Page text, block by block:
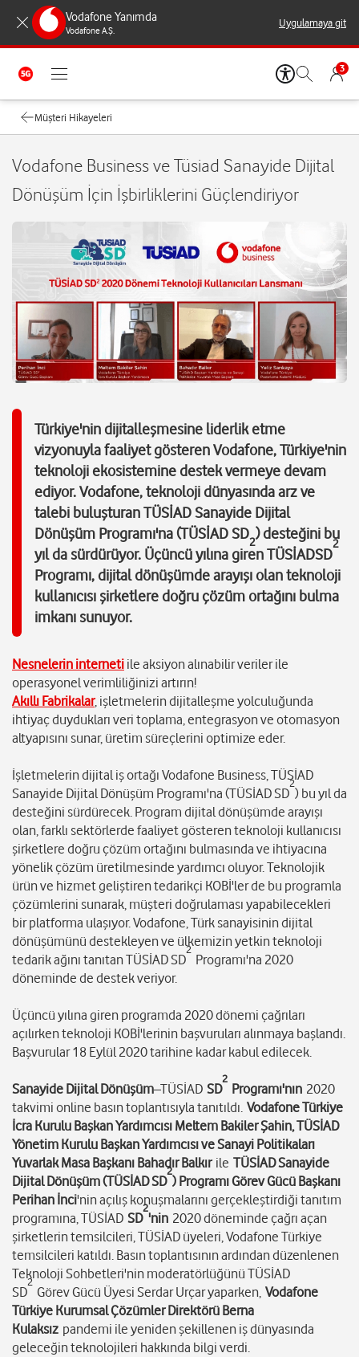
Vodafone Yanımda
Vodafone A.Ş.
Uygulamaya git
3
Müşteri Hikayeleri
Vodafone Business ve Tüsiad Sanayide Dijital
Dönüşüm İçin İşbirliklerini Güçlendiriyor
Türkiye'nin dijitalleşmesine liderlik etme
vizyonuyla faaliyet gösteren Vodafone, Türkiye'nin
teknoloji ekosistemine destek vermeye devam
ediyor. Vodafone, teknoloji dünyasında arz ve
talebi buluşturan TÜSİAD Sanayide Dijital
Dönüşüm Programı'na (TÜSİAD SD2) desteğini bu
yıl da sürdürüyor. Üçüncü yılına giren TÜSİADSD
2
Programı, dijital dönüşümde arayışı olan teknoloji
kullanıcısı şirketlere doğru çözüm ortağını bulma
imkanı sunuyor.
Nesnelerin interneti ile aksiyon alınabilir veriler ile
operasyonel verimliliğinizi artırın!
Akıllı Fabrikalar, işletmelerin dijitalleşme yolculuğunda
ihtiyaç duydukları veri toplama, entegrasyon ve otomasyon
altyapısını sunar, üretim süreçlerini optimize eder.
İşletmelerin dijital iş ortağı Vodafone Business, TÜSİAD
Sanayide Dijital Dönüşüm Programı'na (TÜSİAD SD
2
) bu yıl da
desteğini sürdürecek. Program dijital dönüşümde arayışı
olan, farklı sektörlerde faaliyet gösteren teknoloji kullanıcısı
şirketlere doğru çözüm ortağını bulmasında ve ihtiyacına
yönelik çözüm üretilmesinde yardımcı oluyor. Teknolojik
ürün ve hizmet geliştiren tedarikçi KOBİ'ler de bu programla
çözümlerini sunarak, müşteri doğrulaması yapabilecekleri
bir platforma ulaşıyor. Vodafone, Türk sanayisinin dijital
dönüşümünü destekleyen ve ülkemizin yetkin teknoloji
tedarik ağını tanıtan TÜSİAD SD
2
Programı'na 2020
döneminde de destek veriyor.
Üçüncü yılına giren programda 2020 dönemi çağrıları
açılırken teknoloji KOBİ'lerinin başvuruları alınmaya başlandı.
Başvurular 18 Eylül 2020 tarihine kadar kabul edilecek.
Sanayide Dijital Dönüşüm–TÜSİAD SD
2
Programı'nın 2020
takvimi online basın toplantısıyla tanıtıldı. Vodafone Türkiye
İcra Kurulu Başkan Yardımcısı Meltem Bakiler Şahin, TÜSİAD
Yönetim Kurulu Başkan Yardımcısı ve Sanayi Politikaları
Yuvarlak Masa Başkanı Bahadır Balkırile TÜSİAD Sanayide
Dijital Dönüşüm (TÜSİAD SD
2
) Programı Görev Gücü Başkanı
Perihan İnci'nin açılış konuşmalarını gerçekleştirdiği tanıtım
programına, TÜSİAD SD
2
'nin 2020 döneminde çağrı açan
şirketlerin temsilcileri, TÜSİAD üyeleri, Vodafone Türkiye
temsilcileri katıldı. Basın toplantısının ardından düzenlenen
Teknoloji Sohbetleri'nin moderatörlüğünü TÜSİAD
SD
2
Görev Gücü Üyesi Serdar Urçar yaparken, Vodafone
Türkiye Kurumsal Çözümler Direktörü Berna
Kulaksız pandemi ile yeniden şekillenen iş dünyasında
geleceğin teknolojileri hakkında bilgi verdi.